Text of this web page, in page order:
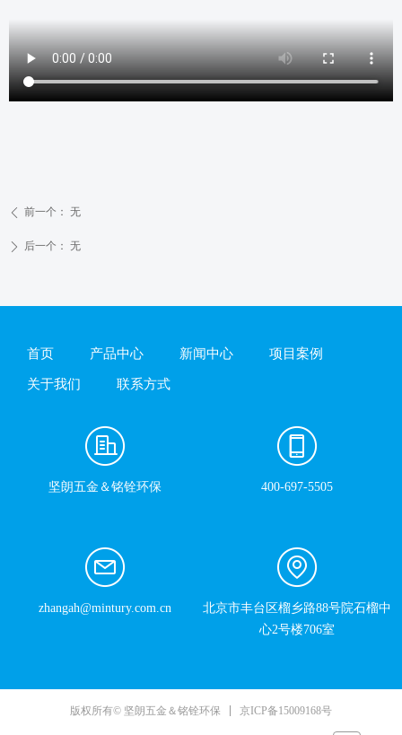
ꄴ 前一个： 无
ꄲ 后一个： 无
坚朗五金＆铭铨环保 400-697-5505
zhangah@mintury.com.cn
北京市丰台区榴乡路88号院石榴中
心2号楼706室
首页 产品中心 新闻中心 项目案例
关于我们 联系方式
版权所有© 坚朗五金＆铭铨环保 京ICP备15009168号